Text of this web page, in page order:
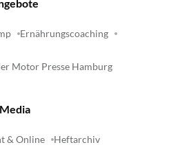
Ernährungscoaching
Motor Presse Hamburg
Media
& Online Heftarchiv